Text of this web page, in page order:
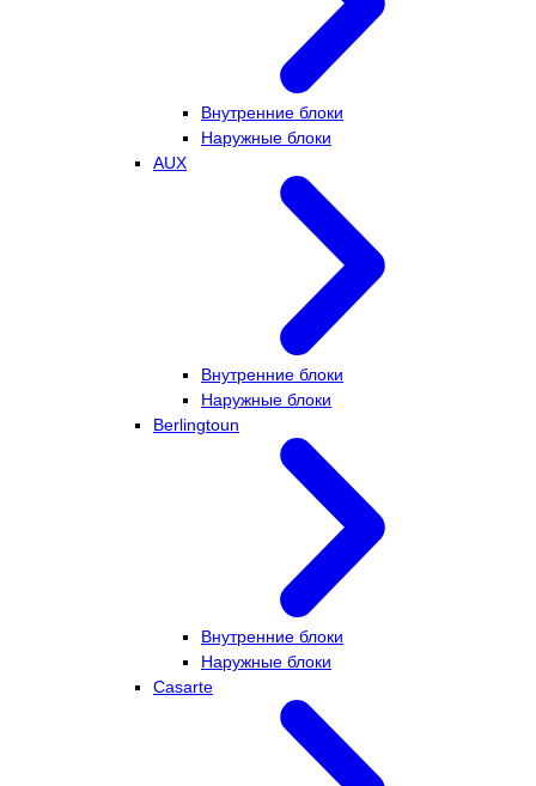
Внутренние блоки
Наружные блоки
AUX
Внутренние блоки
Наружные блоки
Berlingtoun
Внутренние блоки
Наружные блоки
Casarte